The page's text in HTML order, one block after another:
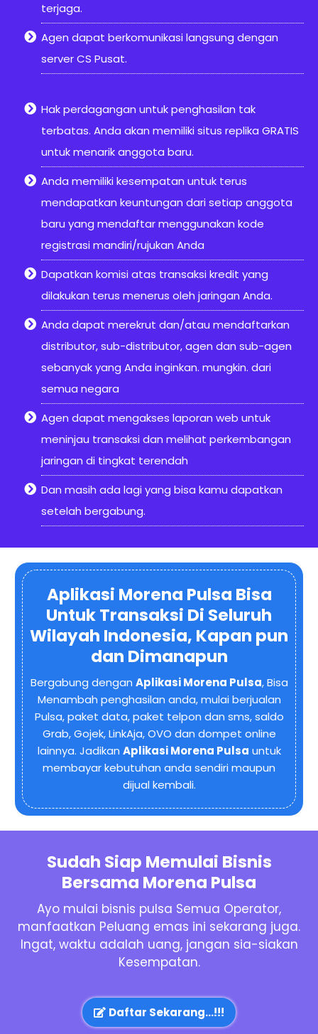
terjaga.
Agen dapat berkomunikasi langsung dengan
server CS Pusat.
Hak perdagangan untuk penghasilan tak
terbatas. Anda akan memiliki situs replika GRATIS
untuk menarik anggota baru.
Anda memiliki kesempatan untuk terus
mendapatkan keuntungan dari setiap anggota
baru yang mendaftar menggunakan kode
registrasi mandiri/rujukan Anda
Dapatkan komisi atas transaksi kredit yang
dilakukan terus menerus oleh jaringan Anda.
Anda dapat merekrut dan/atau mendaftarkan
distributor, sub-distributor, agen dan sub-agen
sebanyak yang Anda inginkan. mungkin. dari
semua negara
Agen dapat mengakses laporan web untuk
meninjau transaksi dan melihat perkembangan
jaringan di tingkat terendah
Dan masih ada lagi yang bisa kamu dapatkan
setelah bergabung.
Aplikasi Morena Pulsa Bisa
Untuk Transaksi Di Seluruh
Wilayah Indonesia, Kapan pun
dan Dimanapun
Bergabung dengan Aplikasi Morena Pulsa, Bisa
Menambah penghasilan anda, mulai berjualan
Pulsa, paket data, paket telpon dan sms, saldo
Grab, Gojek, LinkAja, OVO dan dompet online
lainnya. Jadikan Aplikasi Morena Pulsa untuk
membayar kebutuhan anda sendiri maupun
dijual kembali.
Sudah Siap Memulai Bisnis
Bersama Morena Pulsa
Ayo mulai bisnis pulsa Semua Operator,
manfaatkan Peluang emas ini sekarang juga.
Ingat, waktu adalah uang, jangan sia-siakan
Kesempatan.
Daftar Sekarang...!!!